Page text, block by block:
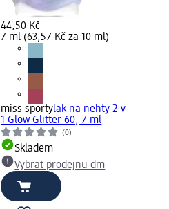
44,50 Kč
7 ml (63,57 Kč za 10 ml)
miss sportylak na nehty 2 v
1 Glow Glitter 60, 7 ml
(0)
Skladem
Vybrat prodejnu dm